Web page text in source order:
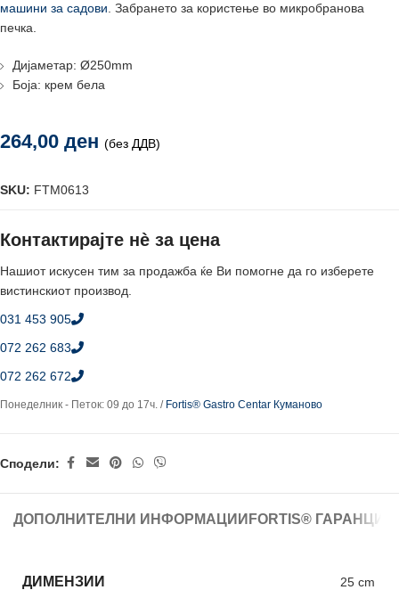
машини за садови . Забрането за користење во микробранова
печка.
Дијаметар: Ø250mm
Боја: крем бела
264,00 ден (без ДДВ)
SKU: FTM0613
Контактирајте нè за цена
Нашиот искусен тим за продажба ќе Ви помогне да го изберете
вистинскиот производ.
031 453 905
072 262 683
072 262 672
Понеделник - Петок: 09 до 17ч. / Fortis® Gastro Centar Куманово
Сподели:
ДОПОЛНИТЕЛНИ ИНФОРМАЦИИ FORTIS®
ДИМЕНЗИИ 25 cm